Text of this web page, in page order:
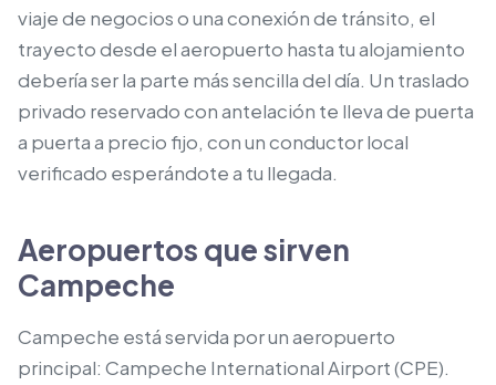
viaje de negocios o una conexión de tránsito, el
trayecto desde el aeropuerto hasta tu alojamiento
debería ser la parte más sencilla del día. Un traslado
privado reservado con antelación te lleva de puerta
a puerta a precio fijo, con un conductor local
verificado esperándote a tu llegada.
Aeropuertos que sirven
Campeche
Campeche está servida por un aeropuerto
principal: Campeche International Airport (CPE).